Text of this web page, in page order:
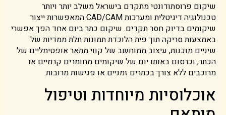
שיקום פרוסתודונטי מתקדם בישראל משלב יותר ויותר
טכנולוגיה דיגיטלית ומערכות CAD/CAM המאפשרות ייצור
שיקומים בדיוק חסר תקדים. שיקום כתר ביום אחד הפך אפשרי
באמצעות סריקה תוך פית הלוכדת תמונות תלת ממדיות של
שיניים מוכנות, עיצוב ממוחשב של קווי מתאר אופטימליים של
הכתר, וכרסום באותו יום של שיקומים מחומרים קרמיים או
מרוכבים ללא צורך בכתרים זמניים או פגישות מרובות.
אוכלוסיות מיוחדות וטיפול